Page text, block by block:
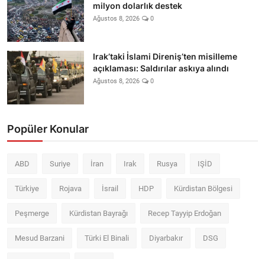
milyon dolarlık destek
Ağustos 8, 2026 0
Irak’taki İslami Direniş’ten misilleme
açıklaması: Saldırılar askıya alındı
Ağustos 8, 2026 0
Popüler Konular
ABD Suriye İran Irak Rusya IŞİD
Türkiye Rojava İsrail HDP Kürdistan Bölgesi
Peşmerge Kürdistan Bayrağı Recep Tayyip Erdoğan
Mesud Barzani Türki El Binali Diyarbakır DSG